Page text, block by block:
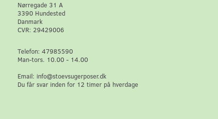
Nørregade 31 A
3390 Hundested
Danmark
CVR: 29429006
Telefon: 47985590
Man-tors. 10.00 - 14.00
Email: info@stoevsugerposer.dk
Du får svar inden for 12 timer på hverdage